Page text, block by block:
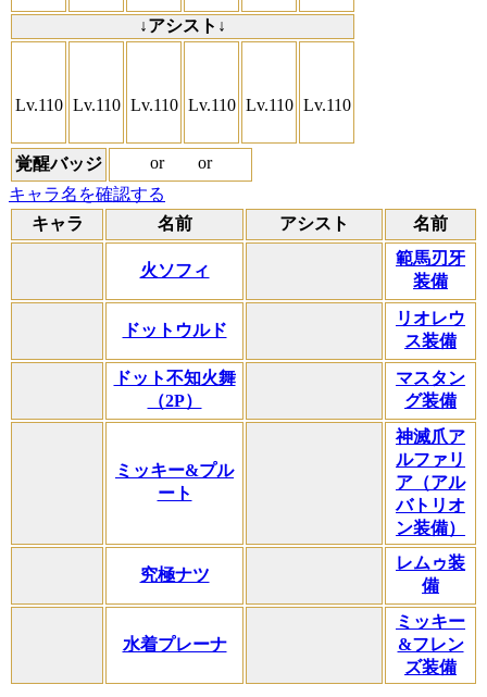
↓アシスト↓
Lv.110 Lv.110 Lv.110 Lv.110 Lv.110 Lv.110
覚醒バッジ or
or
キャラ名を確認する
キャラ
名前 アシスト 名前
火ソフィ
範馬刃牙
装備
ドットウルド
リオレウ
ス装備
ドット不知火舞
（2P）
マスタン
グ装備
ミッキー&プル
ート
神滅爪ア
ルファリ
ア（アル
バトリオ
ン装備）
究極ナツ
レムゥ装
備
水着プレーナ
ミッキー
&フレン
ズ装備